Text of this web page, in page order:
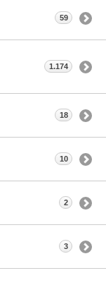
59
1.174
18
10
2
3